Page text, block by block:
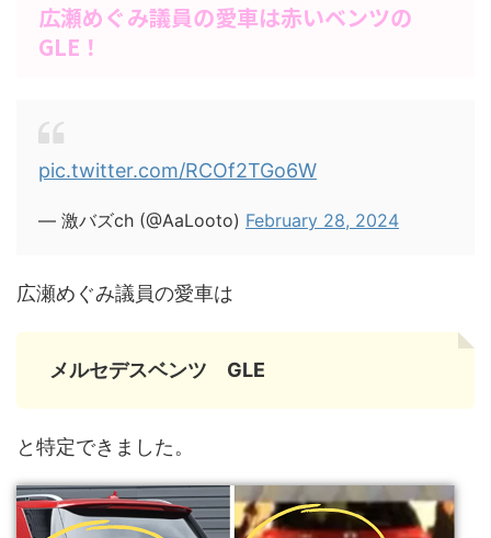
広瀬めぐみ議員の愛車は赤いベンツの
GLE！
pic.twitter.com/RCOf2TGo6W
— 激バズch (@AaLooto) February 28, 2024
広瀬めぐみ議員の愛車は
メルセデスベンツ GLE
と特定できました。